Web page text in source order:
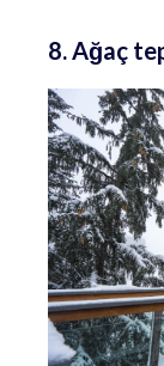
8. Ağaç